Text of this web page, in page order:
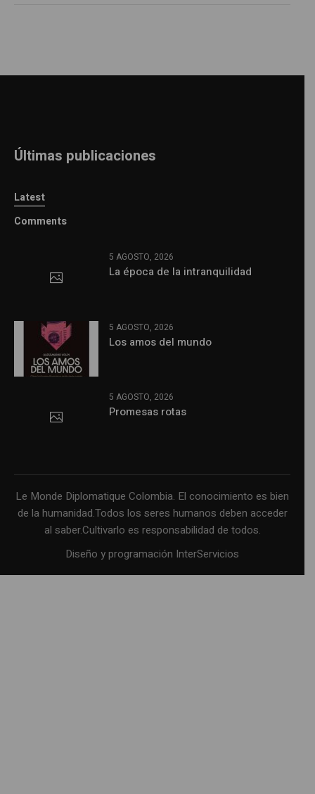
Últimas publicaciones
Latest
Comments
5 AGOSTO, 2026
La época de la intranquilidad
5 AGOSTO, 2026
Los amos del mundo
5 AGOSTO, 2026
Promesas rotas
Le Monde Diplomatique Colombia. El conocimiento es bien
de la humanidad.Todos los seres humanos deben acceder
al saber.Cultivarlo es responsabilidad de todos.
Diseño y programación InterServicios